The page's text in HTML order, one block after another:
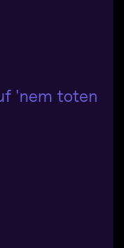
'nem toten